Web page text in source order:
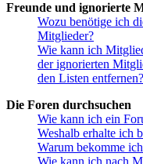
Freunde und ignorierte
Wozu benötige ich
Mitglieder?
Wie kann ich
der ignorierten
den Listen entfernen?
Die Foren durchsuchen
Wie kann ich ein
Weshalb erhalte ich
Warum bekomme